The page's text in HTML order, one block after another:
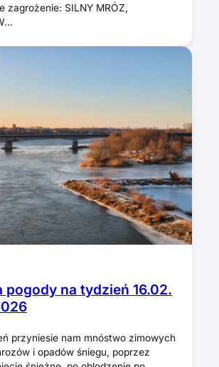
zagrożenie: SILNY MRÓZ,
pogody na tydzień 16.02.
przyniesie nam mnóstwo zimowych
i opadów śniegu, poprzez